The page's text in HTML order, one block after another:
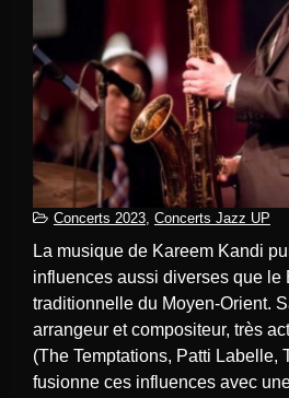
Concerts 2023, Concerts Jazz UP
La musique de Kareem Kandi puise dans des
influences aussi diverses que le
traditionnelle du Moyen-Orient.
arrangeur et compositeur, très
(The Temptations, Patti Labelle,
fusionne ces influences avec